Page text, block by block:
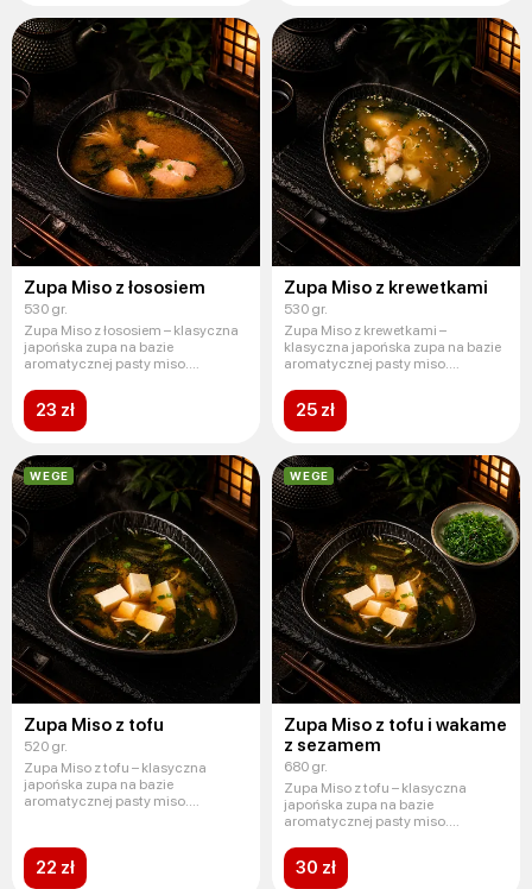
Zupa Miso z łososiem
530 gr.
Zupa Miso z łososiem – klasyczna
japońska zupa na bazie
aromatycznej pasty miso.
23 zł
Zupa Miso z krewetkami
530 gr.
Zupa Miso z krewetkami –
klasyczna japońska zupa na bazie
aromatycznej pasty miso.
25 zł
WEGE
Zupa Miso z tofu
520 gr.
Zupa Miso z tofu – klasyczna
japońska zupa na bazie
aromatycznej pasty miso.
22 zł
WEGE
Zupa Miso z tofu i wakame
z sezamem
680 gr.
Zupa Miso z tofu – klasyczna
japońska zupa na bazie
aromatycznej pasty miso.
30 zł